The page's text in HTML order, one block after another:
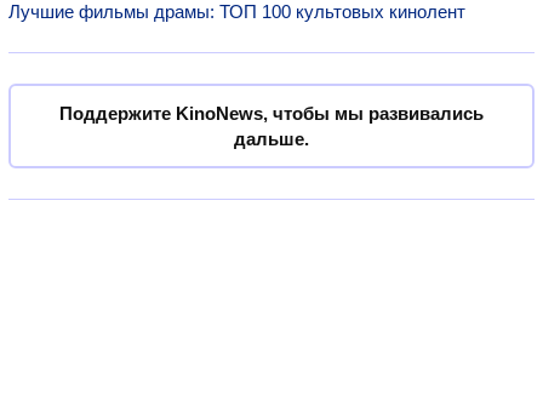
Лучшие фильмы драмы: ТОП 100 культовых кинолент
Поддержите KinoNews, чтобы мы развивались
дальше.